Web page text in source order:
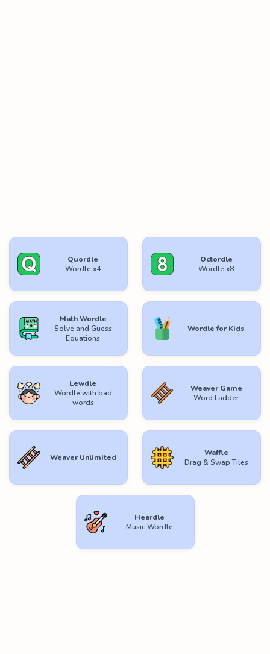
Quordle
Wordle x4
Octordle
Wordle x8
Math Wordle
Solve and Guess
Equations
Wordle for Kids
Lewdle
Wordle with bad
words
Weaver Game
Word Ladder
Weaver Unlimited
Waffle
Drag & Swap Tiles
Heardle
Music Wordle